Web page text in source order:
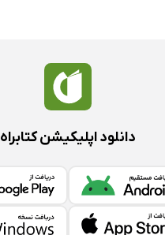
دانلود اپلیکیشن کتابراه